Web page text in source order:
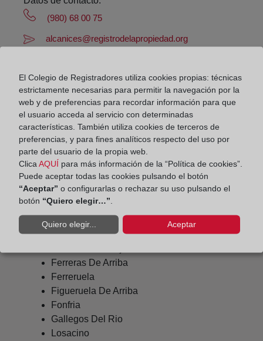
(980) 68 00 75
alcanices@registrodelapropiedad.org
Antonio Domínguez Arteaga
Delegado de Protección de Datos:
dpo@corpme.es
Otros municipios incluidos en el
distrito hipotecario
Carbajales De Alba
Faramontanos De Tabara
Ferreras De Arriba
Ferreruela
Figueruela De Arriba
Fonfria
Gallegos Del Rio
Losacino
El Colegio de Registradores utiliza cookies propias: técnicas
estrictamente necesarias para permitir la navegación por la
web y de preferencias para recordar información para que
el usuario acceda al servicio con determinadas
características. También utiliza cookies de terceros de
preferencias, y para fines analíticos respecto del uso por
parte del usuario de la propia web.
Clica AQUÍ para más información de la “Política de cookies”.
Puede aceptar todas las cookies pulsando el botón
“Aceptar” o configurarlas o rechazar su uso pulsando el
botón “Quiero elegir…”
Quiero elegir... Aceptar